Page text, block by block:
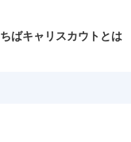
ちばキャリスカウトとは